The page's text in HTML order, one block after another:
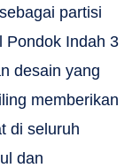
partisi
Pondok Indah 3
desain yang
memberikan
di seluruh
dan